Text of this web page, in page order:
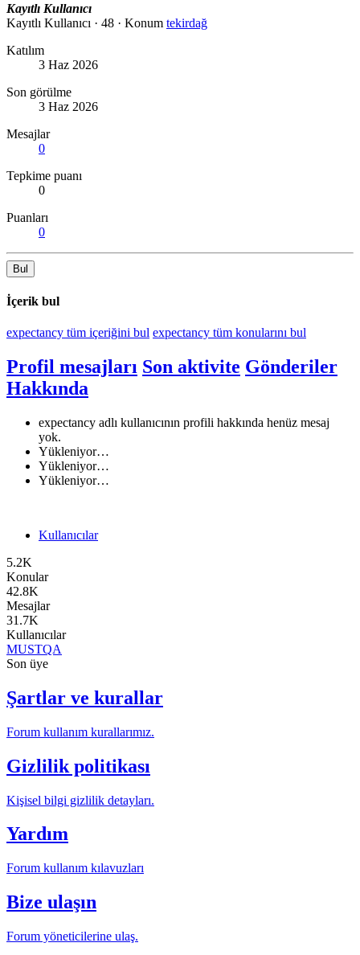
Kayıtlı Kullanıcı
Kayıtlı Kullanıcı · 48 · Konum tekirdağ
Katılım
3 Haz 2026
Son görülme
3 Haz 2026
Mesajlar
0
Tepkime puanı
0
Puanları
0
Bul
İçerik bul
expectancy tüm içeriğini bul expectancy tüm konularını bul
Profil mesajları Son aktivite Gönderiler
Hakkında
expectancy adlı kullanıcının profili hakkında henüz mesaj
yok.
Yükleniyor…
Yükleniyor…
Yükleniyor…
Kullanıcılar
5.2K
Konular
42.8K
Mesajlar
31.7K
Kullanıcılar
MUSTQA
Son üye
Şartlar ve kurallar
Forum kullanım kurallarımız.
Gizlilik politikası
Kişisel bilgi gizlilik detayları.
Yardım
Forum kullanım kılavuzları
Bize ulaşın
Forum yöneticilerine ulaş.